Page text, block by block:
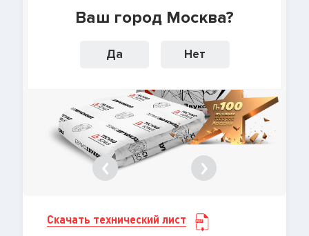
Ваш город Москва?
Да Нет
Скачать технический лист